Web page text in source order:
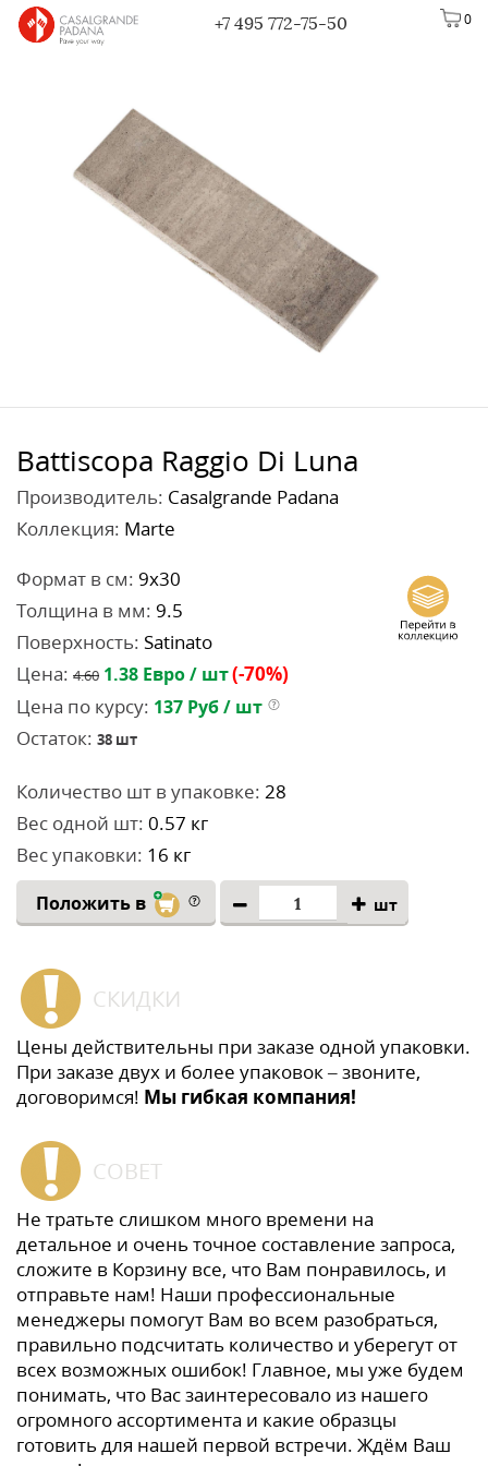
0
+7 495 772-75-50
Battiscopa Raggio Di Luna
Производитель: Casalgrande Padana
Коллекция: Marte
Формат в см: 9x30
Толщина в мм: 9.5
Поверхность: Satinato
Цена: 4.60 1.38 Евро / шт(-70%)
Цена по курсу: 137 Руб / шт
Остаток: 38 шт
Количество шт в упаковке: 28
Вес одной шт: 0.57 кг
Вес упаковки: 16 кг
Положить в шт
СКИДКИ
Цены действительны при заказе одной упаковки.
При заказе двух и более упаковок – звоните,
договоримся! Мы гибкая компания!
СОВЕТ
Не тратьте слишком много времени на
детальное и очень точное составление запроса,
сложите в Корзину все, что Вам понравилось, и
отправьте нам! Наши профессиональные
менеджеры помогут Вам во всем разобраться,
правильно подсчитать количество и уберегут от
всех возможных ошибок! Главное, мы уже будем
понимать, что Вас заинтересовало из нашего
огромного ассортимента и какие образцы
готовить для нашей первой встречи. Ждём Ваш